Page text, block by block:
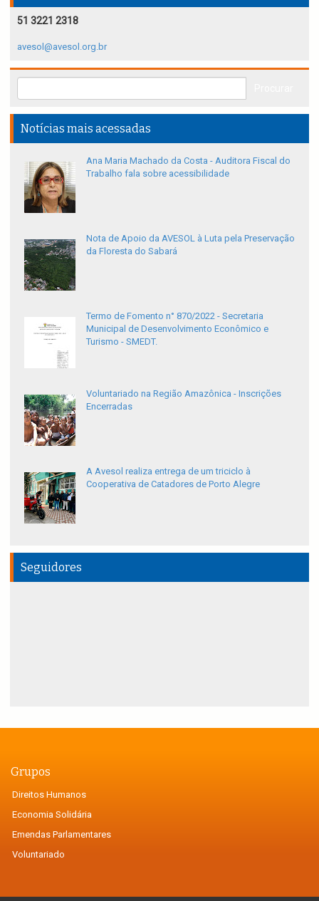
51 3221 2318
avesol@avesol.org.br
Notícias mais acessadas
Ana Maria Machado da Costa - Auditora Fiscal do
Trabalho fala sobre acessibilidade
Nota de Apoio da AVESOL à Luta pela Preservação
da Floresta do Sabará
Termo de Fomento n° 870/2022 - Secretaria
Municipal de Desenvolvimento Econômico e
Turismo - SMEDT.
Voluntariado na Região Amazônica - Inscrições
Encerradas
A Avesol realiza entrega de um triciclo à
Cooperativa de Catadores de Porto Alegre
Seguidores
Grupos
Direitos Humanos
Economia Solidária
Emendas Parlamentares
Voluntariado